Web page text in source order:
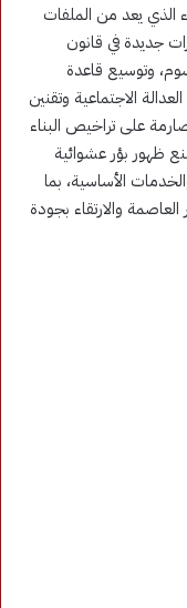
الذي يعد من الملفات
جديدة في قانون
وتوسيع قاعدة
الاجتماعية وتقنين
على تراخيص البناء
ظهور بؤر عشوائية
الأساسية، بما
والارتقاء بجودة